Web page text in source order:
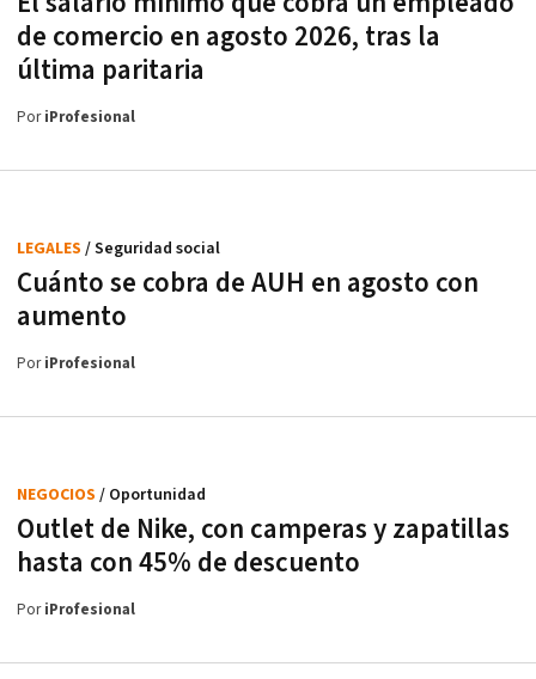
de comercio en agosto 2026, tras la
última paritaria
PoriProfesional
Cuánto se cobra de AUH en agosto con
aumento
LEGALES / Seguridad social
PoriProfesional
Outlet de Nike, con camperas y zapatillas
hasta con 45% de descuento
NEGOCIOS / Oportunidad
PoriProfesional